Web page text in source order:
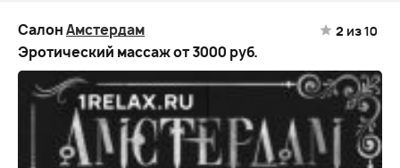
СалонАмстердам 2 из 10
Эротический массаж от 3000 руб.